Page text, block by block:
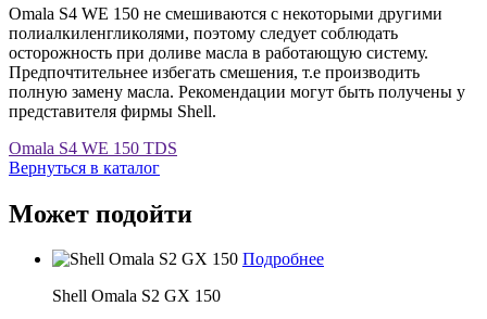
Omala S4 WE 150 не смешиваются с некоторыми другими
полиалкиленгликолями, поэтому следует соблюдать
осторожность при доливе масла в работающую систему.
Предпочтительнее избегать смешения, т.е производить
полную замену масла. Рекомендации могут быть получены у
представителя фирмы Shell.
Omala S4 WE 150 TDS
Вернуться в каталог
Может подойти
Подробнее
Shell Omala S2 GX 150